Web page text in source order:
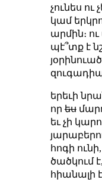
չունես ու
կամ
արմին։ ու
պէ՞տք է
երեւի
որես
եւ չի
հոգի
հիանալի